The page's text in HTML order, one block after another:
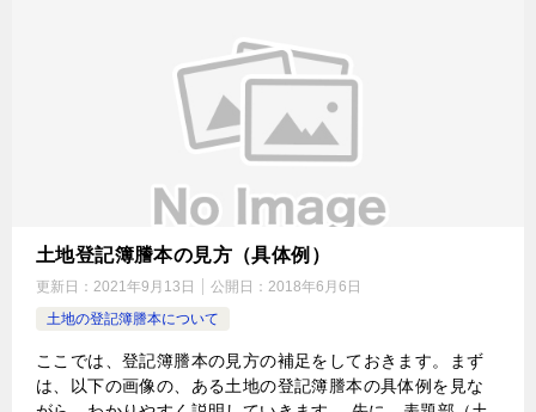
土地登記簿謄本の見方（具体例）
更新日： 2021年9月13日 公開日： 2018年6月6日
土地の登記簿謄本について
ここでは、登記簿謄本の見方の補足をしておきます。まず
は、以下の画像の、ある土地の登記簿謄本の具体例を見な